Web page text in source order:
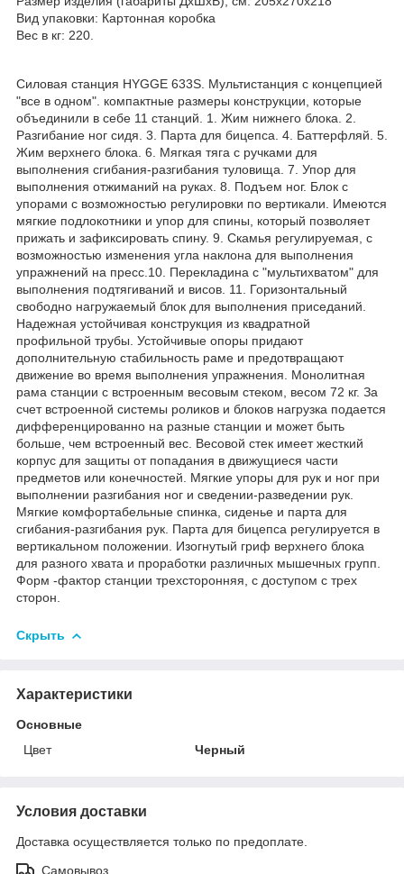
Вид упаковки: Картонная коробка
Вес в кг: 220.
Силовая станция HYGGE 633S. Мультистанция с концепцией
"все в одном". компактные размеры конструкции, которые
объединили в себе 11 станций. 1. Жим нижнего блока. 2.
Разгибание ног сидя. 3. Парта для бицепса. 4. Баттерфляй. 5.
Жим верхнего блока. 6. Мягкая тяга с ручками для
выполнения сгибания-разгибания туловища. 7. Упор для
выполнения отжиманий на руках. 8. Подъем ног. Блок с
упорами с возможностью регулировки по вертикали. Имеются
мягкие подлокотники и упор для спины, который позволяет
прижать и зафиксировать спину. 9. Скамья регулируемая, с
возможностью изменения угла наклона для выполнения
упражнений на пресс.10. Перекладина с "мультихватом" для
выполнения подтягиваний и висов. 11. Горизонтальный
свободно нагружаемый блок для выполнения приседаний.
Надежная устойчивая конструкция из квадратной
профильной трубы. Устойчивые опоры придают
дополнительную стабильность раме и предотвращают
движение во время выполнения упражнения. Монолитная
рама станции с встроенным весовым стеком, весом 72 кг. За
счет встроенной системы роликов и блоков нагрузка подается
дифференцированно на разные станции и может быть
больше, чем встроенный вес. Весовой стек имеет жесткий
корпус для защиты от попадания в движущиеся части
предметов или конечностей. Мягкие упоры для рук и ног при
выполнении разгибания ног и сведении-разведении рук.
Мягкие комфортабельные спинка, сиденье и парта для
сгибания-разгибания рук. Парта для бицепса регулируется в
вертикальном положении. Изогнутый гриф верхнего блока
для разного хвата и проработки различных мышечных групп.
Форм -фактор станции трехсторонняя, с доступом с трех
сторон.
Скрыть
Характеристики
Основные
Цвет
Черный
Условия доставки
Доставка осуществляется только по предоплате.
Самовывоз